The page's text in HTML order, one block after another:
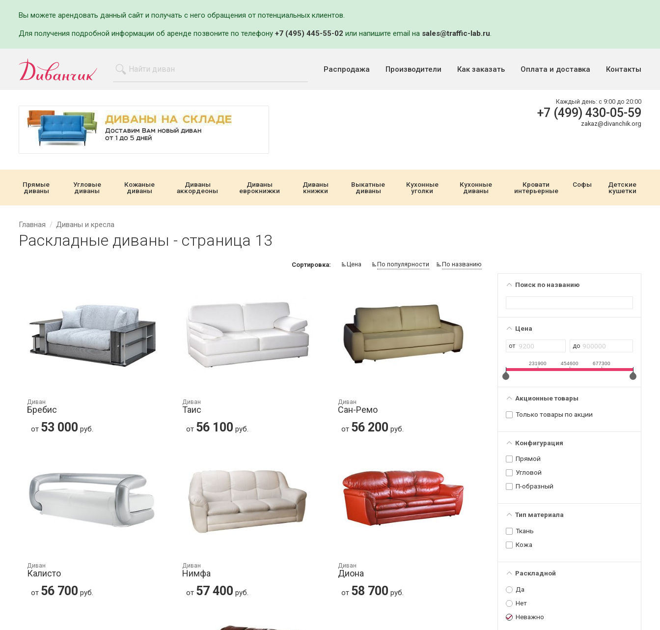
Вы можете арендовать данный сайт и получать с него обращения от потенциальных клиентов.
Для получения подробной информации об аренде позвоните по телефону +7 (495) 445-55-02 или напишите email на sales@traffic-lab.ru.
Распродажа Производители Как заказать Оплата и доставка Контакты
Каждый день: с 9:00 до 20:00
+7 (499) 430-05-59
zakaz@divanchik.org
Прямые
диваны
Угловые
диваны
Кожаные
диваны
Диваны
аккордеоны
Диваны
еврокнижки
Диваны
книжки
Выкатные
диваны
Кухонные
уголки
Кухонные
диваны
Кровати
интерьерные
Софы
Детские
кушетки
Главная Диваны и кресла
Раскладные диваны - страница 13
Поиск по названию
Цена
231900 454600 677300
Акционные товары
Только товары по акции
Конфигурация
Прямой
Угловой
П-образный
Тип материала
Ткань
Кожа
Раскладной
Да
Нет
Неважно
Сортировка: Цена По популярности По названию
Диван
Бребис
от 53 000 руб.
Диван
Таис
от 56 100 руб.
Диван
Сан-Ремо
от 56 200 руб.
Диван
Калисто
от 56 700 руб.
Диван
Нимфа
от 57 400 руб.
Диван
Диона
от 58 700 руб.